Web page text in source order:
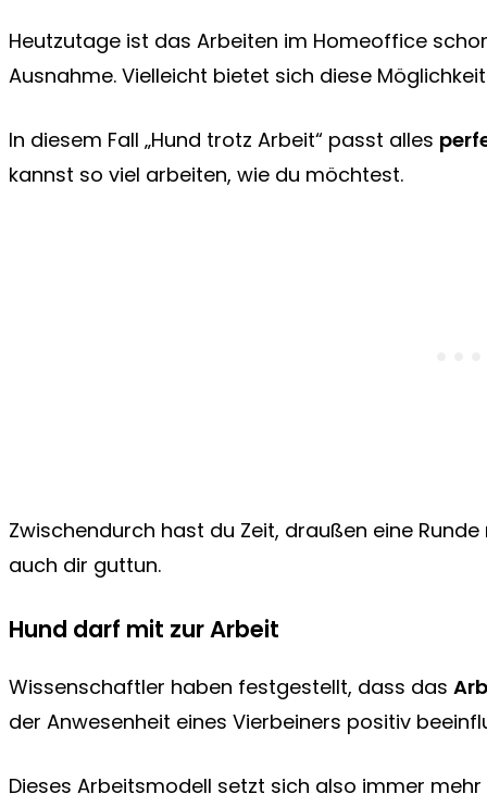
Heutzutage ist das Arbeiten im Homeoffice
Ausnahme. Vielleicht bietet sich diese
In diesem Fall „Hund trotz Arbeit“ passt alles
kannst so viel arbeiten, wie du möchtest.
Zwischendurch hast du Zeit, draußen eine
auch dir guttun.
Hund darf mit zur Arbeit
Wissenschaftler haben festgestellt, dass das
der Anwesenheit eines Vierbeiners positiv
Dieses Arbeitsmodell setzt sich also immer mehr